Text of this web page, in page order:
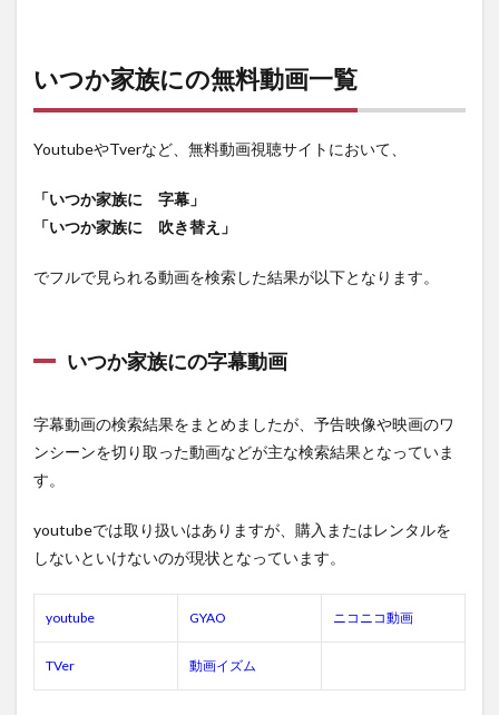
いつか家族にの無料動画一覧
YoutubeやTverなど、無料動画視聴サイトにおいて、
「いつか家族に 字幕」
「いつか家族に 吹き替え」
でフルで見られる動画を検索した結果が以下となります。
いつか家族にの字幕動画
字幕動画の検索結果をまとめましたが、予告映像や映画のワ
ンシーンを切り取った動画などが主な検索結果となっていま
す。
youtubeでは取り扱いはありますが、購入またはレンタルを
しないといけないのが現状となっています。
youtube GYAO ニコニコ動画
TVer 動画イズム